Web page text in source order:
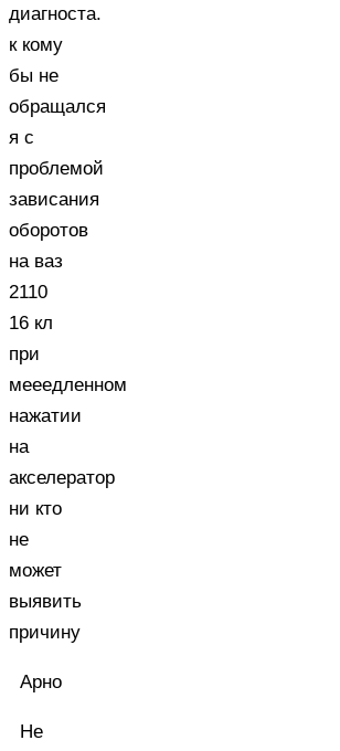
диагноста.
к кому
бы не
обращался
я с
проблемой
зависания
оборотов
на ваз
2110
16 кл
при
мееедленном
нажатии
на
акселератор
ни кто
не
может
выявить
причину
Арно
Не